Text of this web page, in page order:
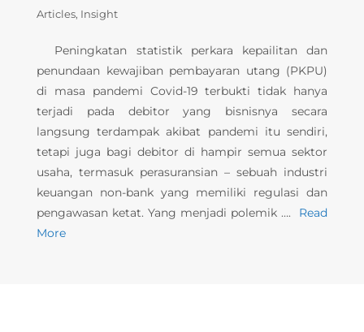
Articles Insight
Peningkatan statistik perkara kepailitan dan
penundaan kewajiban pembayaran utang (PKPU)
di masa pandemi Covid-19 terbukti tidak hanya
terjadi pada debitor yang bisnisnya secara
langsung terdampak akibat pandemi itu sendiri,
tetapi juga bagi debitor di hampir semua sektor
usaha, termasuk perasuransian – sebuah industri
keuangan non-bank yang memiliki regulasi dan
pengawasan ketat. Yang menjadi polemik …. Read
More